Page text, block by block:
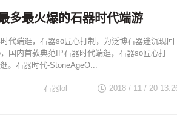
多最火爆的石器时代端游
代端逛，石器so匠心打制，为泛博石器迷沉现回
国内首款典范IP石器时代端逛，石器so匠心打
。石器时代-StoneAgeO...
2018 / 11 / 20
石器lol